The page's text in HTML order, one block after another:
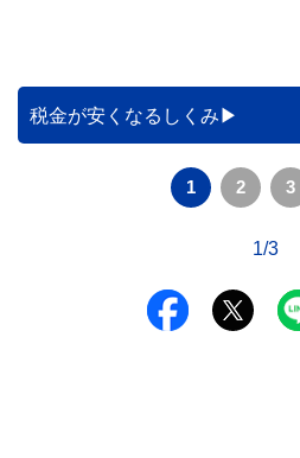
税金が安くなるしくみ
1 2 3
1/3